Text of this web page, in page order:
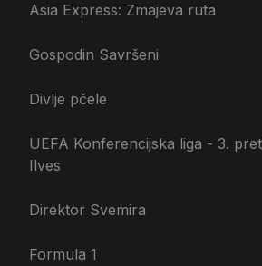
Asia Express: Zmajeva ruta
Gospodin Savršeni
Divlje pčele
UEFA Konferencijska liga - 3.
Ilves
Direktor Svemira
Formula 1